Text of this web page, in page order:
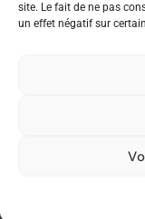
site. Le fait de ne pas
un effet négatif sur
© All